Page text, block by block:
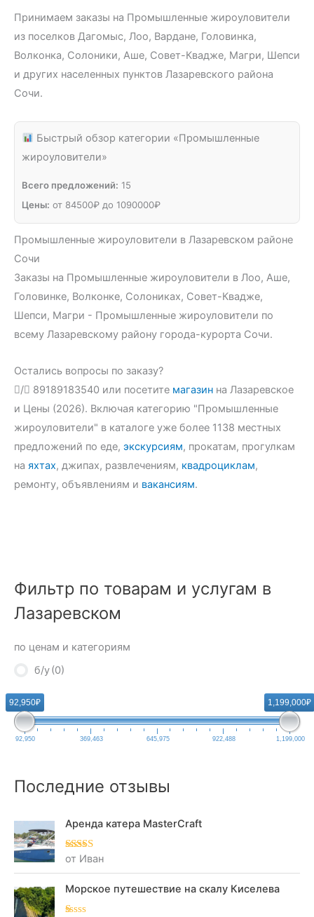
Фильтр по товарам и услугам в
Лазаревском
по ценам и категориям
б/у(0)
92,950₽ 1,199,000₽
92,950 369,463 645,975 922,488 1,199,000
Последние отзывы
Аренда катера MasterCraft
Оценка5
от Иван
Морское путешествие на скалу Киселева
Принимаем заказы на Промышленные жироуловители
из поселков Дагомыс, Лоо, Вардане, Головинка,
Волконка, Солоники, Аше, Совет-Квадже, Магри, Шепси
и других населенных пунктов Лазаревского района
Сочи.
Быстрый обзор категории «Промышленные
жироуловители»
Всего предложений: 15
Цены: от 84500₽ до 1090000₽
Промышленные жироуловители в Лазаревском районе
Сочи
Заказы на Промышленные жироуловители в Лоо, Аше,
Головинке, Волконке, Солониках, Совет-Квадже,
Шепси, Магри - Промышленные жироуловители по
всему Лазаревскому району города-курорта Сочи.
Остались вопросы по заказу?
/
89189183540 или посетите магазин на Лазаревское
и Цены (2026). Включая категорию "Промышленные
жироуловители" в каталоге уже более 1138 местных
предложений по еде, экскурсиям, прокатам, прогулкам
на яхтах, джипах, развлечениям, квадроциклам,
ремонту, объявлениям и вакансиям.